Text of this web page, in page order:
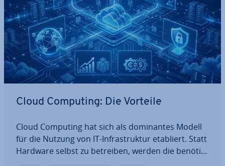
Cloud Computing: Die Vorteile
Cloud Computing hat sich als do­mi­nan­tes Modell
für die Nutzung von IT-In­fra­struk­tur etabliert. Statt
Hardware selbst zu betreiben, werden die be­nö­tig­